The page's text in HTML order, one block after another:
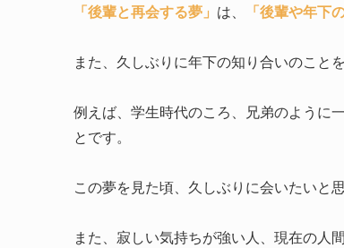
「後輩と再会する夢」 は、 「後輩や年下
また、久しぶりに年下の知り合いのこと
例えば、学生時代のころ、兄弟のように
とです。
この夢を見た頃、久しぶりに会いたいと
また、寂しい気持ちが強い人、現在の人